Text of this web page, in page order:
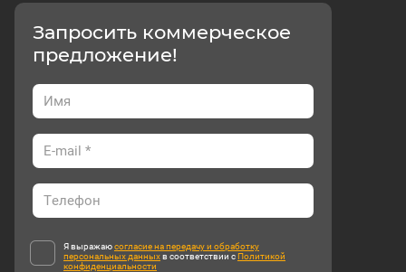
Запросить коммерческое
предложение!
Я выражаюсогласие на передачу и обработку
персональных данныхв соответствии с Политикой
конфиденциальности